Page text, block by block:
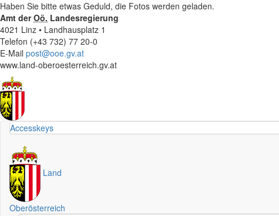
Haben Sie bitte etwas Geduld, die Fotos werden geladen.
Amt derOö. Landesregierung
4021 Linz • Landhausplatz 1
Telefon (+43 732) 77 20-0
E-Mail post@ooe.gv.at
www.land-oberoesterreich.gv.at
Accesskeys
Land
Oberösterreich